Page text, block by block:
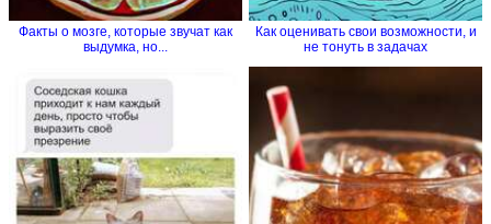
Факты о мозге, которые звучат как
выдумка, но...
Как оценивать свои возможности, и
не тонуть в задачах